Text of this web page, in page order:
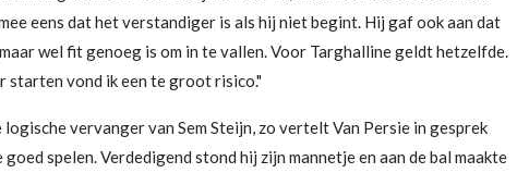
eens dat het verstandiger is als hij niet begint. Hij gaf ook aan dat
wel fit genoeg is om in te vallen. Voor Targhalline geldt hetzelfde.
starten vond ik een te groot risico."
vervanger van Sem Steijn, zo vertelt Van Persie in gesprek
spelen. Verdedigend stond hij zijn mannetje en aan de bal maakte